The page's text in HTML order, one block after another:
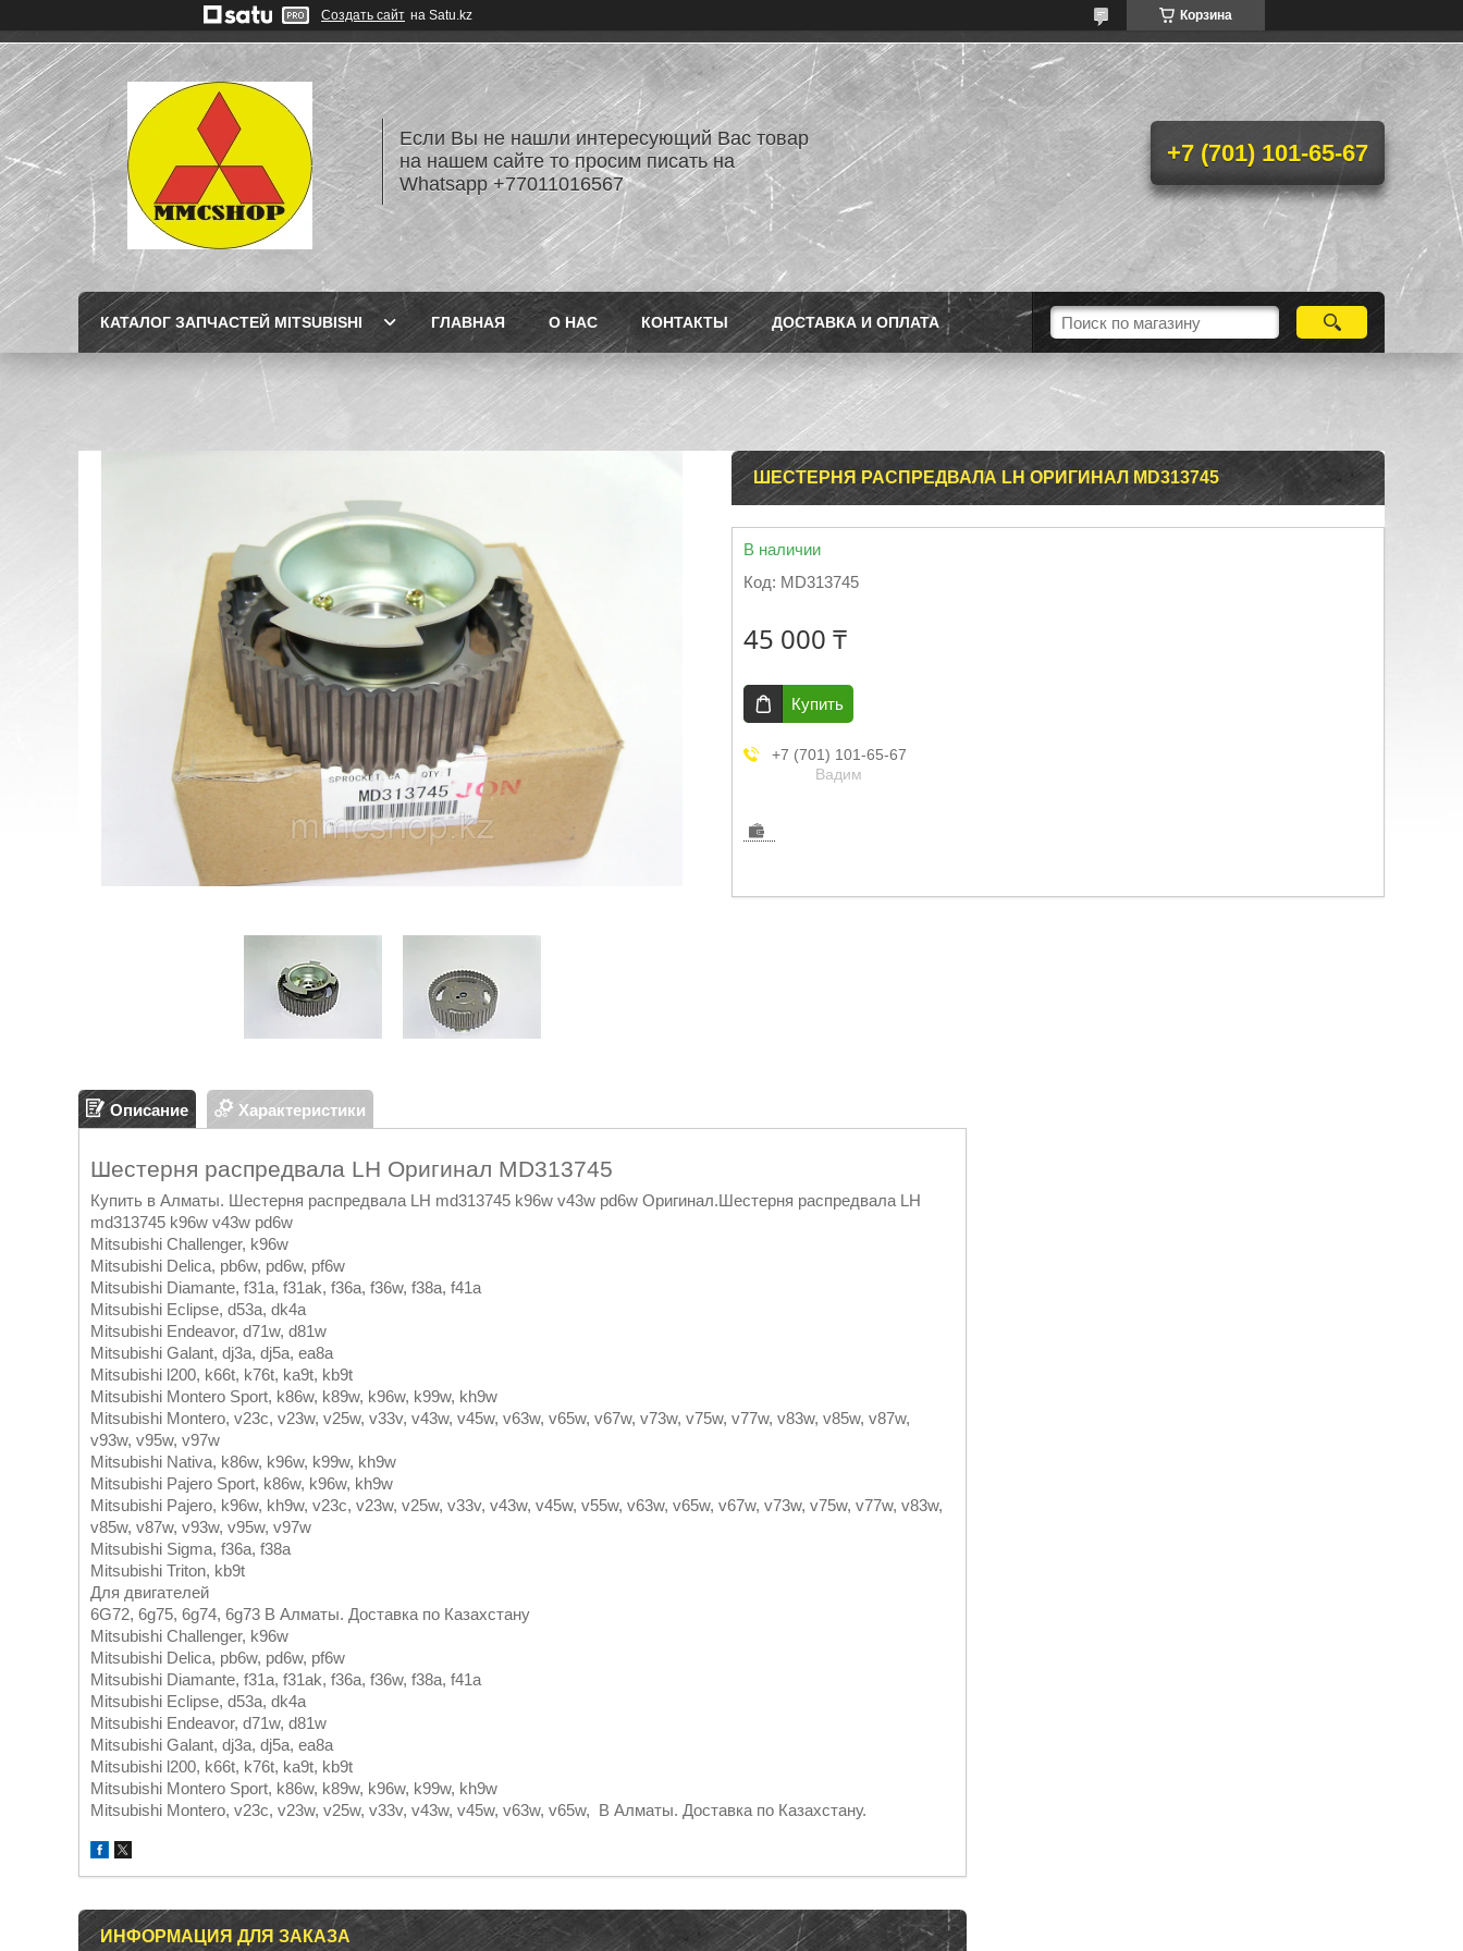
Создать сайт на Satu.kz Корзина
Если Вы не нашли интересующий Вас товар
на нашем сайте то просим писать на
Whatsapp +77011016567
+7 (701) 101-65-67
КАТАЛОГ ЗАПЧАСТЕЙ MITSUBISHI ГЛАВНАЯ О НАС КОНТАКТЫ ДОСТАВКА И ОПЛАТА
ШЕСТЕРНЯ РАСПРЕДВАЛА LH ОРИГИНАЛ MD313745
В наличии
Код: MD313745
45 000 ₸
Купить
+7 (701) 101-65-67
Вадим
Описание Характеристики
Шестерня распредвала LH Оригинал MD313745
Купить в Алматы. Шестерня распредвала LH md313745 k96w v43w pd6w Оригинал.Шестерня распредвала LH
md313745 k96w v43w pd6w
Mitsubishi Challenger, k96w
Mitsubishi Delica, pb6w, pd6w, pf6w
Mitsubishi Diamante, f31a, f31ak, f36a, f36w, f38a, f41a
Mitsubishi Eclipse, d53a, dk4a
Mitsubishi Endeavor, d71w, d81w
Mitsubishi Galant, dj3a, dj5a, ea8a
Mitsubishi l200, k66t, k76t, ka9t, kb9t
Mitsubishi Montero Sport, k86w, k89w, k96w, k99w, kh9w
Mitsubishi Montero, v23c, v23w, v25w, v33v, v43w, v45w, v63w, v65w, v67w, v73w, v75w, v77w, v83w, v85w, v87w,
v93w, v95w, v97w
Mitsubishi Nativa, k86w, k96w, k99w, kh9w
Mitsubishi Pajero Sport, k86w, k96w, kh9w
Mitsubishi Pajero, k96w, kh9w, v23c, v23w, v25w, v33v, v43w, v45w, v55w, v63w, v65w, v67w, v73w, v75w, v77w, v83w,
v85w, v87w, v93w, v95w, v97w
Mitsubishi Sigma, f36a, f38a
Mitsubishi Triton, kb9t
Для двигателей
6G72, 6g75, 6g74, 6g73 В Алматы. Доставка по Казахстану
Mitsubishi Challenger, k96w
Mitsubishi Delica, pb6w, pd6w, pf6w
Mitsubishi Diamante, f31a, f31ak, f36a, f36w, f38a, f41a
Mitsubishi Eclipse, d53a, dk4a
Mitsubishi Endeavor, d71w, d81w
Mitsubishi Galant, dj3a, dj5a, ea8a
Mitsubishi l200, k66t, k76t, ka9t, kb9t
Mitsubishi Montero Sport, k86w, k89w, k96w, k99w, kh9w
Mitsubishi Montero, v23c, v23w, v25w, v33v, v43w, v45w, v63w, v65w, В Алматы. Доставка по Казахстану.
ИНФОРМАЦИЯ ДЛЯ ЗАКАЗА